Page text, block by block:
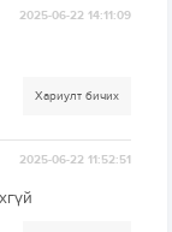
2025-06-22 14:11:09
Хариулт бичих
2025-06-22 11:52:51